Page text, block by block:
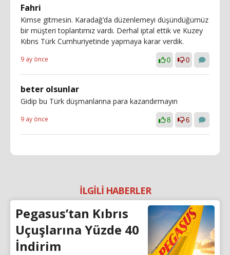
Fahri
Kimse gitmesin. Karadağ’da düzenlemeyi düşündüğümüz
bir müşteri toplantımız vardı. Derhal iptal ettik ve Kuzey
Kıbrıs Türk Cumhuriyetinde yapmaya karar verdik.
9 ay önce 0 0
beter olsunlar
Gidip bu Türk düşmanlarına para kazandırmayın
9 ay önce 8 6
İLGİLİ HABERLER
Pegasus’tan Kıbrıs
Uçuşlarına Yüzde 40
İndirim